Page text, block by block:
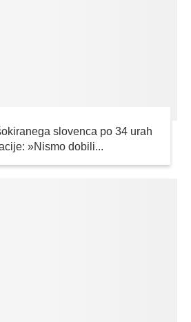
slovenca po 34 urah
»Nismo dobili...